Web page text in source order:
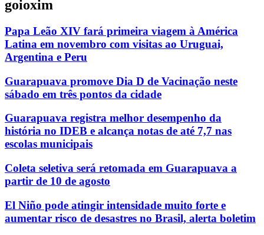
goioxim
Papa Leão XIV fará primeira viagem à América
Latina em novembro com visitas ao Uruguai,
Argentina e Peru
Guarapuava promove Dia D de Vacinação neste
sábado em três pontos da cidade
Guarapuava registra melhor desempenho da
história no IDEB e alcança notas de até 7,7 nas
escolas municipais
Coleta seletiva será retomada em Guarapuava a
partir de 10 de agosto
El Niño pode atingir intensidade muito forte e
aumentar risco de desastres no Brasil, alerta boletim